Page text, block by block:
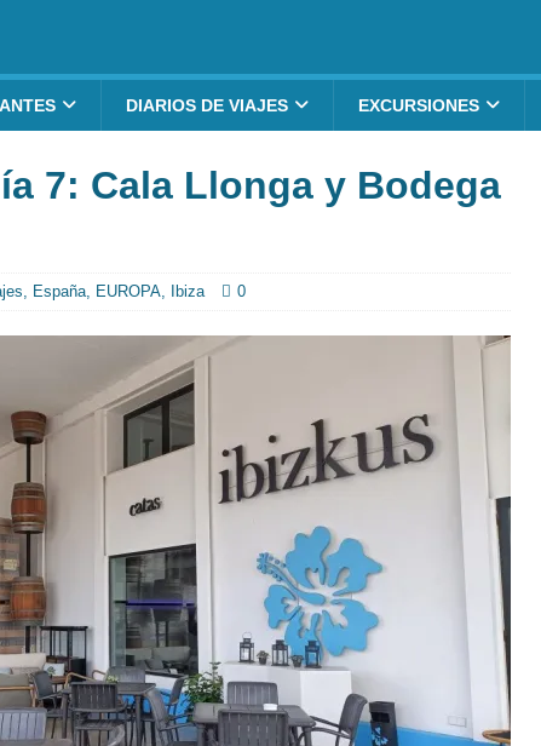
DIARIOS DE VIAJES EXCURSIONES
7: Cala Llonga y Bodega
España EUROPA Ibiza 0